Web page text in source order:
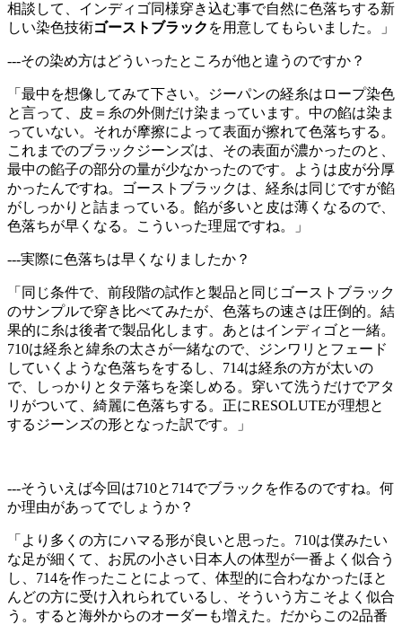
相談して、インディゴ同様穿き込む事で自然に色落ちする新
しい染色技術ゴーストブラック を用意してもらいました。」
---その染め方はどういったところが他と違うのですか？
「最中を想像してみて下さい。ジーパンの経糸はロープ染色
と言って、皮＝糸の外側だけ染まっています。中の餡は染ま
っていない。それが摩擦によって表面が擦れて色落ちする。
これまでのブラックジーンズは、その表面が濃かったのと、
最中の餡子の部分の量が少なかったのです。ようは皮が分厚
かったんですね。ゴーストブラックは、経糸は同じですが餡
がしっかりと詰まっている。餡が多いと皮は薄くなるので、
色落ちが早くなる。こういった理屈ですね。」
---実際に色落ちは早くなりましたか？
「同じ条件で、前段階の試作と製品と同じゴーストブラック
のサンプルで穿き比べてみたが、色落ちの速さは圧倒的。結
果的に糸は後者で製品化します。あとはインディゴと一緒。
710は経糸と緯糸の太さが一緒なので、ジンワリとフェード
していくような色落ちをするし、714は経糸の方が太いの
で、しっかりとタテ落ちを楽しめる。穿いて洗うだけでアタ
リがついて、綺麗に色落ちする。正にRESOLUTEが理想と
するジーンズの形となった訳です。」
---そういえば今回は710と714でブラックを作るのですね。何
か理由があってでしょうか？
「より多くの方にハマる形が良いと思った。710は僕みたい
な足が細くて、お尻の小さい日本人の体型が一番よく似合う
し、714を作ったことによって、体型的に合わなかったほと
んどの方に受け入れられているし、そういう方こそよく似合
う。すると海外からのオーダーも増えた。だからこの2品番